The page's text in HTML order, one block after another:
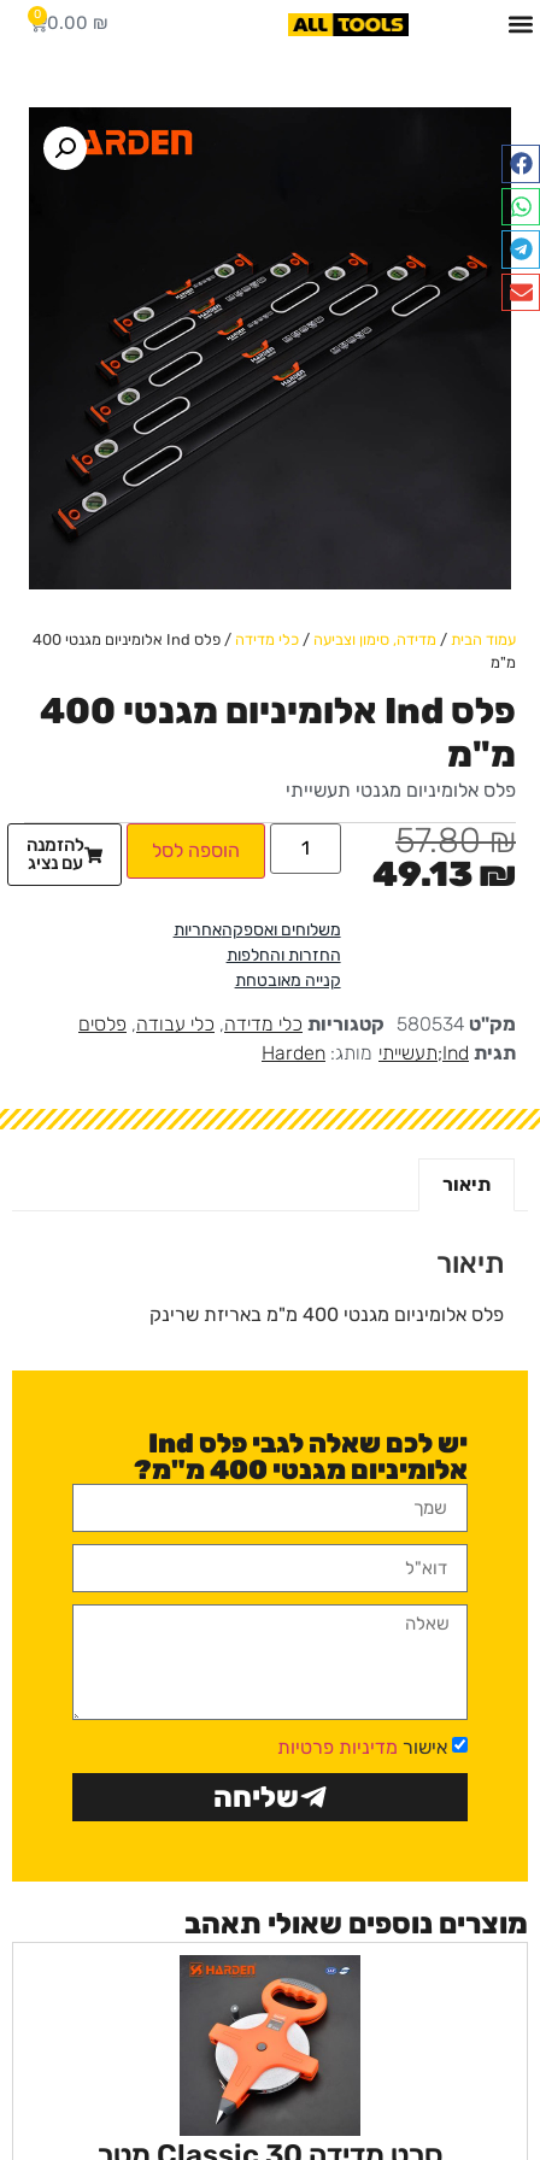
0.00 ₪
0
עמוד הבית / מדידה, סימון וצביעה / כלי מדידה
/ פלס Ind אלומיניום מגנטי 400
מ"מ
פלס Ind אלומיניום מגנטי 400
מ"מ
פלס אלומיניום מגנטי תעשייתי
57.80₪
49.13₪
הוספה לסל
משלוחים ואספקהאחריות
החזרות והחלפות
קנייה מאובטחת
להזמנה
עם נציג
מק"ט 580534 קטגוריות כלי מדידה, כלי עבודה, פלסים
תגית Ind;תעשייתי מותג: Harden
תיאור
תיאור
פלס אלומיניום מגנטי 400 מ"מ באריזת שרינק
יש לכם שאלה לגבי פלס Ind
אלומיניום מגנטי 400 מ"מ?
אישור מדיניות פרטיות
שליחה
מוצרים נוספים שאולי תאהב